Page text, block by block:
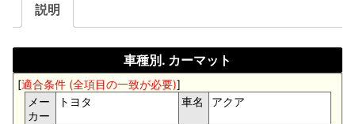
説明
車種別. カーマット
[適合条件 (全項目の一致が必要)]
メー
カー
トヨタ 車名 アクア